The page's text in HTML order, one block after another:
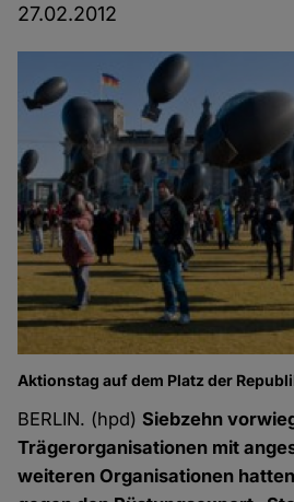
27.02.2012
Aktionstag auf dem Platz der
BERLIN. (hpd)Siebzehn
Trägerorganisationen mit
weiteren Organisationen